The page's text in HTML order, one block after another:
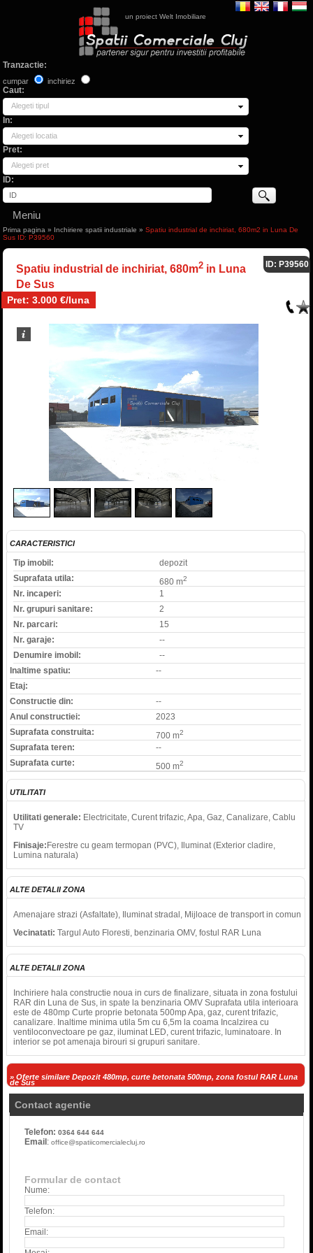
un proiect Welt Imobiliare
Tranzactie:
cumpar inchiriez
Caut:
Alegeti tipul
In:
Alegeti locatia
Pret:
Alegeti pret
ID:
Meniu
Prima pagina » Inchiriere spatii industriale »Spatiu industrial de inchiriat, 680m2 in Luna De
Sus ID: P39560
Spatiu industrial de inchiriat, 680m2in Luna
De Sus
Pret: 3.000 €/luna
ID: P39560
CARACTERISTICI
Tip imobil:
depozit
Suprafata utila:
680 m2
Nr. incaperi:
1
Nr. grupuri sanitare:
2
Nr. parcari:
15
Nr. garaje:
--
Denumire imobil:
--
Inaltime spatiu:
--
Etaj:
Constructie din:
--
Anul constructiei:
2023
Suprafata construita:
700 m2
Suprafata teren:
--
Suprafata curte:
500 m2
UTILITATI
Utilitati generale: Electricitate, Curent trifazic, Apa, Gaz, Canalizare, Cablu
TV
Finisaje: Ferestre cu geam termopan (PVC), Iluminat (Exterior cladire,
Lumina naturala)
ALTE DETALII ZONA
Amenajare strazi (Asfaltate), Iluminat stradal, Mijloace de transport in comun
Vecinatati: Targul Auto Floresti, benzinaria OMV, fostul RAR Luna
ALTE DETALII ZONA
Inchiriere hala constructie noua in curs de finalizare, situata in zona fostului
RAR din Luna de Sus, in spate la benzinaria OMV Suprafata utila interioara
este de 480mp Curte proprie betonata 500mp Apa, gaz, curent trifazic,
canalizare. Inaltime minima utila 5m cu 6,5m la coama Incalzirea cu
ventiloconvectoare pe gaz, iluminat LED, curent trifazic, luminatoare. In
interior se pot amenaja birouri si grupuri sanitare.
» Oferte similare Depozit 480mp, curte betonata 500mp, zona fostul RAR Luna
de Sus
Contact agentie
Telefon:0364 644 644
Email :office@spatiicomercialecluj.ro
Formular de contact
Nume:
Telefon:
Email: